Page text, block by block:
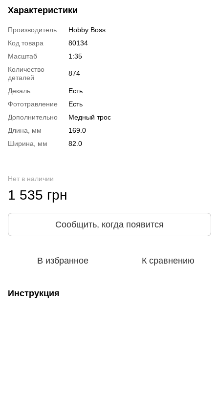
Характеристики
Производитель
Hobby Boss
Код товара
80134
Масштаб
1:35
Количество
деталей
874
Декаль
Есть
Фототравление
Есть
Дополнительно
Медный трос
Длина, мм
169.0
Ширина, мм
82.0
Нет в наличии
1 535 грн
Сообщить, когда появится
В избранное К сравнению
Инструкция